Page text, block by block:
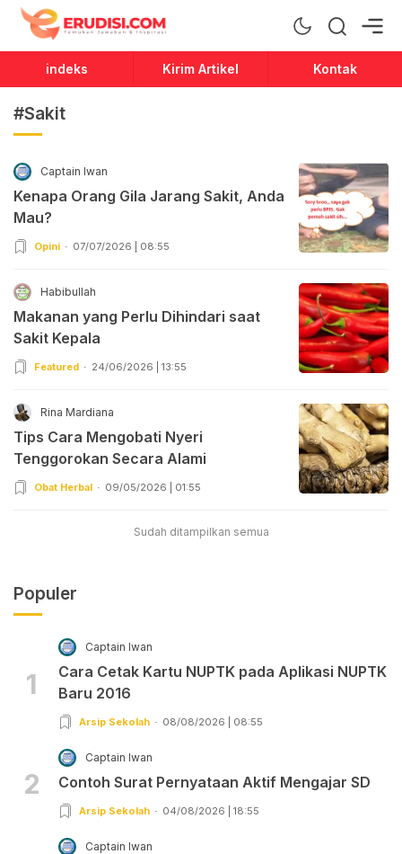
Erudisi
Temukan Jawaban dan Inspirasi
indeks Kirim Artikel Kontak
#Sakit
Captain Iwan
Kenapa Orang Gila Jarang Sakit, Anda
Mau?
Opini 07/07/2026 | 08:55
Habibullah
Makanan yang Perlu Dihindari saat
Sakit Kepala
Featured 24/06/2026 | 13:55
Rina Mardiana
Tips Cara Mengobati Nyeri
Tenggorokan Secara Alami
Obat Herbal 09/05/2026 | 01:55
Sudah ditampilkan semua
Populer
1
Captain Iwan
Cara Cetak Kartu NUPTK pada Aplikasi NUPTK
Baru 2016
Arsip Sekolah 08/08/2026 | 08:55
2
Captain Iwan
Contoh Surat Pernyataan Aktif Mengajar SD
Arsip Sekolah 04/08/2026 | 18:55
Captain Iwan